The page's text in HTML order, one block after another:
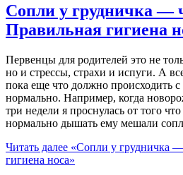
Сопли у грудничка —
Правильная гигиена
Первенцы для родителей это не
но и стрессы, страхи и испуги. А
пока еще что должно происходить
нормально. Например, когда
три недели я проснулась от того
нормально дышать ему мешали
Читать далее «Сопли у грудничка —
гигиена носа»